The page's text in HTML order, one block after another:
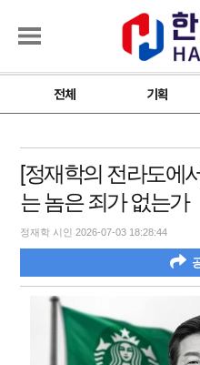
전체 기획
[정재학의 전라도에
는 놈은 죄가 없는가
정재학 시인 2026-07-03 18:28:44